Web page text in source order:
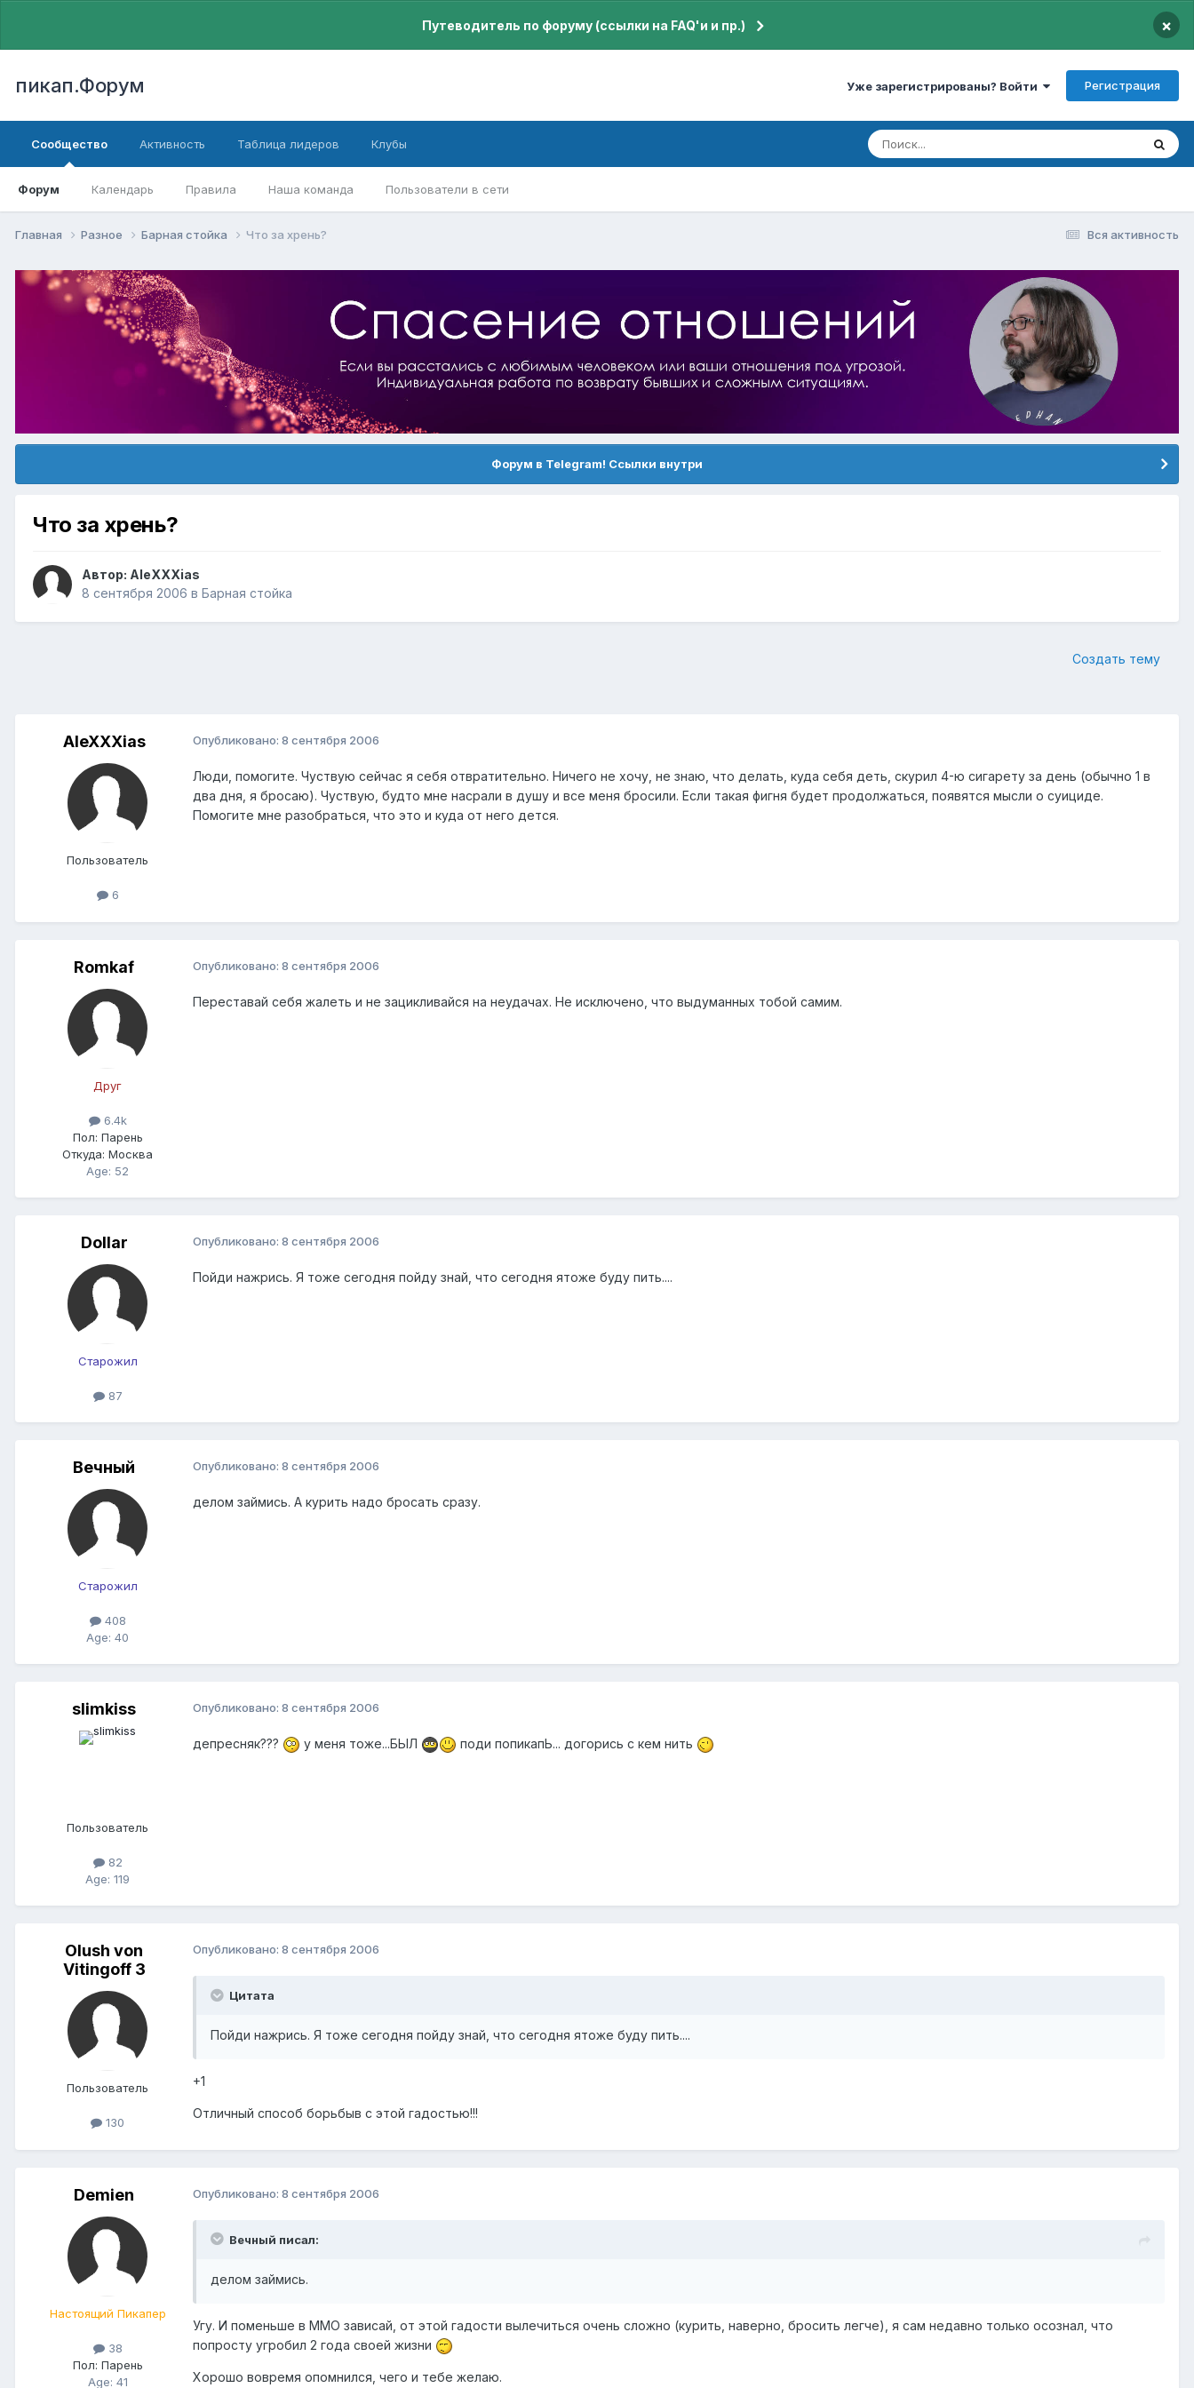
Путеводитель по форуму (ссылки на FAQ'и и пр.) ×
пикап.Форум Уже зарегистрированы? Войти Регистрация
Сообщество
Форум Календарь Правила Наша команда Пользователи в сети
Активность Таблица лидеров Клубы
Вся активность
Главная Разное Барная стойка Что за хрень?
Форум в Telegram! Ссылки внутри
Что за хрень?
Автор: AleXXXias
8 сентября 2006 в Барная стойка
Создать тему
AleXXXias
Пользователь
6
Опубликовано: 8 сентября 2006
Люди, помогите. Чуствую сейчас я себя отвратительно. Ничего не хочу, не знаю, что делать, куда себя деть, скурил 4-ю сигарету за день (обычно 1 в
два дня, я бросаю). Чуствую, будто мне насрали в душу и все меня бросили. Если такая фигня будет продолжаться, появятся мысли о суициде.
Помогите мне разобраться, что это и куда от него дется.
Romkaf
Друг
6.4k
Пол: Парень
Откуда: Москва
Age: 52
Опубликовано: 8 сентября 2006
Переставай себя жалеть и не зацикливайся на неудачах. Не исключено, что выдуманных тобой самим.
Dollar
Старожил
87
Опубликовано: 8 сентября 2006
Пойди нажрись. Я тоже сегодня пойду знай, что сегодня ятоже буду пить....
Вечный
Старожил
408
Age: 40
Опубликовано: 8 сентября 2006
делом займись. А курить надо бросать сразу.
slimkiss
Пользователь
82
Age: 119
Опубликовано: 8 сентября 2006
депресняк??? у меня тоже...БЫЛ поди попикапЬ... догорись с кем нить
Olush von
Vitingoff 3
Пользователь
130
Опубликовано: 8 сентября 2006
Цитата
Пойди нажрись. Я тоже сегодня пойду знай, что сегодня ятоже буду пить....
+1
Отличный способ борьбыв с этой гадостью!!!
Demien
Настоящий Пикапер
38
Пол: Парень
Age: 41
Опубликовано: 8 сентября 2006
Вечный писал:
делом займись.
Угу. И поменьше в ММО зависай, от этой гадости вылечиться очень сложно (курить, наверно, бросить легче), я сам недавно только осознал, что
попросту угробил 2 года своей жизни
Хорошо вовремя опомнился, чего и тебе желаю.